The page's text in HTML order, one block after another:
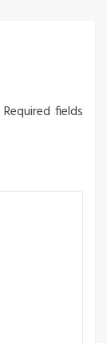
Required fields